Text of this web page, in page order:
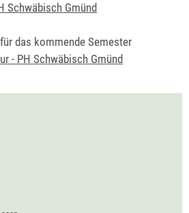
Schwäbisch Gmünd
das kommende Semester
- PH Schwäbisch Gmünd